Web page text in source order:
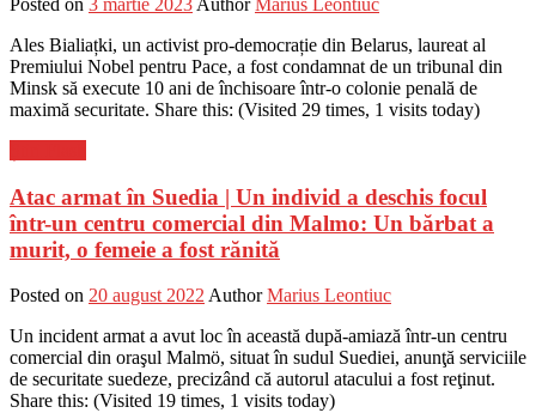
Ales Bialiațki, un activist pro-democrație din Belarus, laureat al
Premiului Nobel pentru Pace, a fost condamnat de un tribunal din
Minsk să execute 10 ani de închisoare într-o colonie penală de
maximă securitate. Share this: (Visited 29 times, 1 visits today)
Atac armat în Suedia | Un individ a deschis focul
într-un centru comercial din Malmo: Un bărbat a
murit, o femeie a fost rănită
Posted on 20 august 2022 Author Marius Leontiuc
Un incident armat a avut loc în această după-amiază într-un centru
comercial din oraşul Malmö, situat în sudul Suediei, anunţă serviciile
de securitate suedeze, precizând că autorul atacului a fost reţinut.
Share this: (Visited 19 times, 1 visits today)